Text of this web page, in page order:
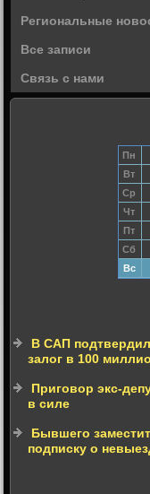
Региональные
Все записи
Связь с нами
Пн
Вт
Ср
Чт
Пт
Сб
Вс
В САП
залог в 100
Приговор экс-
в силе
Бывшего
подписку о